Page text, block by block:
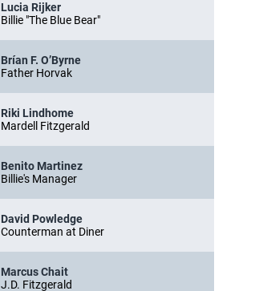
Lucia Rijker
Billie "The Blue Bear"
Brían F. O’Byrne
Father Horvak
Riki Lindhome
Mardell Fitzgerald
Benito Martinez
Billie's Manager
David Powledge
Counterman at Diner
Marcus Chait
J.D. Fitzgerald